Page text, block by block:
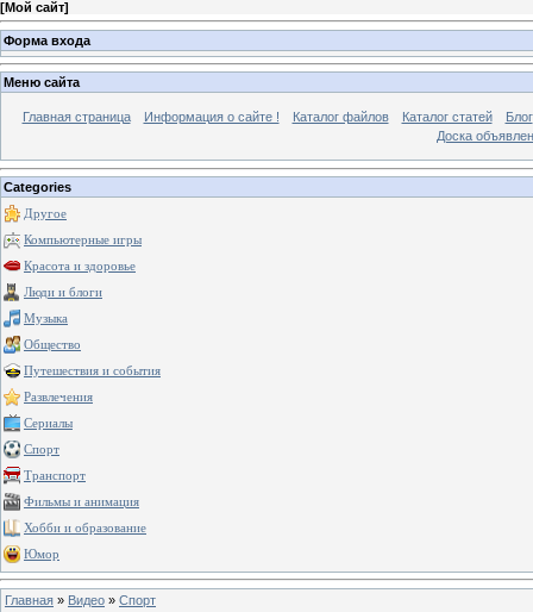
[Мой сайт]
Форма входа
Меню сайта
Главная страница Информация о сайте ! Каталог файлов Каталог статей
Блог
Доска
Categories
Другое
Компьютерные игры
Красота и здоровье
Люди и блоги
Музыка
Общество
Путешествия и события
Развлечения
Сериалы
Спорт
Транспорт
Фильмы и анимация
Хобби и образование
Юмор
Главная » Видео » Спорт